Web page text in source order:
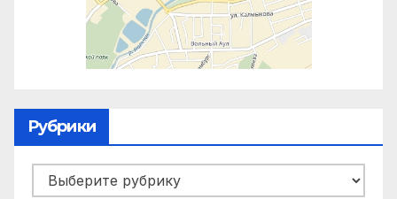
Рубрики
Рубрики